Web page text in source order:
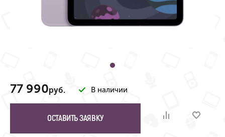
77 990руб. В наличии
ОСТАВИТЬ ЗАЯВКУ